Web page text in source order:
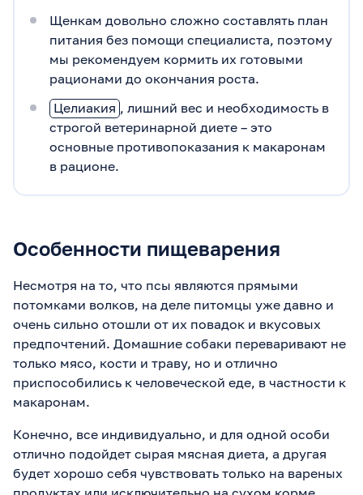
Щенкам довольно сложно составлять план
питания без помощи специалиста, поэтому
мы рекомендуем кормить их готовыми
рационами до окончания роста.
Целиакия , лишний вес и необходимость в
строгой ветеринарной диете – это
основные противопоказания к макаронам
в рационе.
Особенности пищеварения
Несмотря на то, что псы являются прямыми
потомками волков, на деле питомцы уже давно и
очень сильно отошли от их повадок и вкусовых
предпочтений. Домашние собаки переваривают не
только мясо, кости и траву, но и отлично
приспособились к человеческой еде, в частности к
макаронам.
Конечно, все индивидуально, и для одной особи
отлично подойдет сырая мясная диета, а другая
будет хорошо себя чувствовать только на вареных